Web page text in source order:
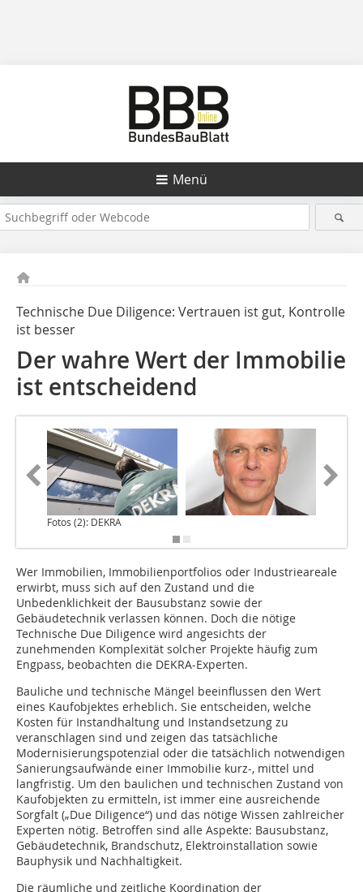
Menü
Technische Due Diligence: Vertrauen ist gut, Kontrolle
ist besser
Der wahre Wert der Immobilie
ist entscheidend
Fotos (2): DEKRA
Wer Immobilien, Immobilienportfolios oder Industrieareale
erwirbt, muss sich auf den Zustand und die
Unbedenklichkeit der Bausubstanz sowie der
Gebäudetechnik verlassen können. Doch die nötige
Technische Due Diligence wird angesichts der
zunehmenden Komplexität solcher Projekte häufig zum
Engpass, beobachten die DEKRA-Experten.
Bauliche und technische Mängel beeinflussen den Wert
eines Kaufobjektes erheblich. Sie entscheiden, welche
Kosten für Instandhaltung und Instandsetzung zu
veranschlagen sind und zeigen das tatsächliche
Modernisierungspotenzial oder die tatsächlich notwendigen
Sanierungsaufwände einer Immobilie kurz-, mittel und
langfristig. Um den baulichen und technischen Zustand von
Kaufobjekten zu ermitteln, ist immer eine ausreichende
Sorgfalt („Due Diligence“) und das nötige Wissen zahlreicher
Experten nötig. Betroffen sind alle Aspekte: Bausubstanz,
Gebäudetechnik, Brandschutz, Elektroinstallation sowie
Bauphysik und Nachhaltigkeit.
Die räumliche und zeitliche Koordination der